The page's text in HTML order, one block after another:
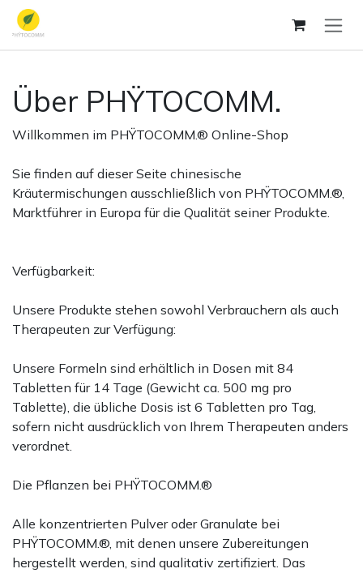
Ir al contenido
Über PHŸTOCOMM.
Willkommen im PHŸTOCOMM.® Online-Shop
Sie finden auf dieser Seite chinesische
Kräutermischungen ausschließlich von PHŸTOCOMM.®,
Marktführer in Europa für die Qualität seiner Produkte.
Verfügbarkeit:
Unsere Produkte stehen sowohl Verbrauchern als auch
Therapeuten zur Verfügung:
Unsere Formeln sind erhältlich in Dosen mit 84
Tabletten für 14 Tage (Gewicht ca. 500 mg pro
Tablette), die übliche Dosis ist 6 Tabletten pro Tag,
sofern nicht ausdrücklich von Ihrem Therapeuten anders
verordnet.
Die Pflanzen bei PHŸTOCOMM.®
Alle konzentrierten Pulver oder Granulate bei
PHŸTOCOMM.®, mit denen unsere Zubereitungen
hergestellt werden, sind qualitativ zertifiziert. Das